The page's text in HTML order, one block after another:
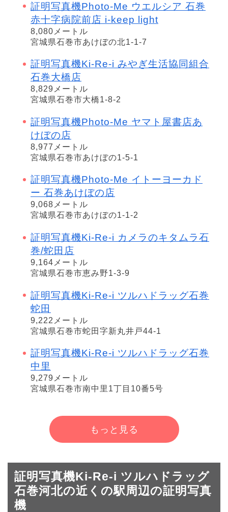
証明写真機Photo-Me ウエルシア 石巻
赤十字病院前店 i-keep light
8,080メートル
宮城県石巻市あけぼの北1-1-7
証明写真機Ki-Re-i みやぎ生活協同組合
石巻大橋店
8,829メートル
宮城県石巻市大橋1-8-2
証明写真機Photo-Me ヤマト屋書店あ
けぼの店
8,977メートル
宮城県石巻市あけぼの1-5-1
証明写真機Photo-Me イトーヨーカド
ー 石巻あけぼの店
9,068メートル
宮城県石巻市あけぼの1-1-2
証明写真機Ki-Re-i カメラのキタムラ石
巻/蛇田店
9,164メートル
宮城県石巻市恵み野1-3-9
証明写真機Ki-Re-i ツルハドラッグ石巻
蛇田
9,222メートル
宮城県石巻市蛇田字新丸井戸44-1
証明写真機Ki-Re-i ツルハドラッグ石巻
中里
9,279メートル
宮城県石巻市南中里1丁目10番5号
もっと見る
証明写真機Ki-Re-i ツルハドラッグ
石巻河北の近くの駅周辺の証明写真
機